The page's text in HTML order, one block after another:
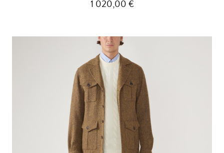
1 020,00 €